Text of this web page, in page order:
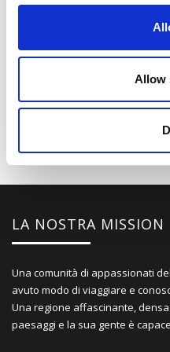
Allow
inconfondibili mura rossa
è stato il trampolino di
LA NOSTRA MISSION
Una comunità di appassionati
avuto modo di viaggiare e
Una regione affascinante,
paesaggi e la sua gente è